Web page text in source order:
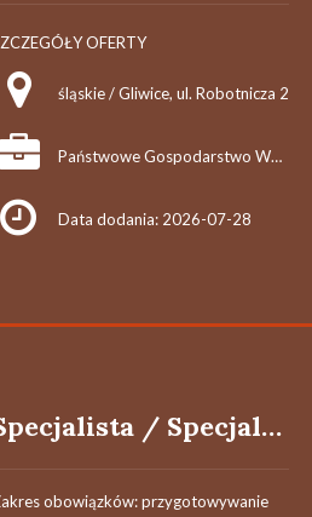
OFERTY
śląskie / Gliwice, ul. Robotnicza 2
Państwowe Gospodarstwo Wodne Wody Polskie
Data dodania: 2026-07-28
Specjalista / Specjalistka ds. Rejestracji Produktów Farmaceutycznych
obowiązków: przygotowywanie